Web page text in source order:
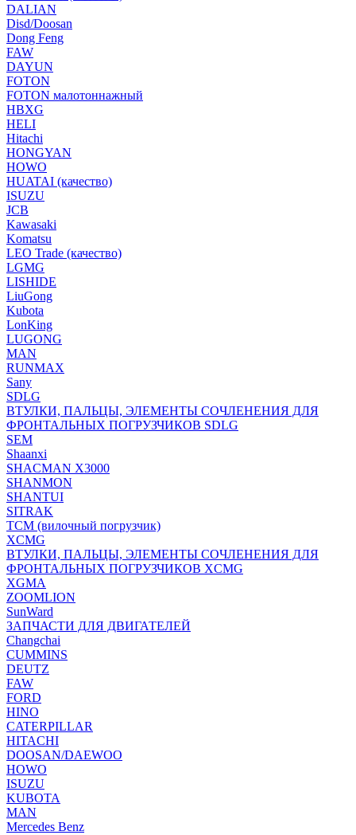
DALIAN
Disd/Doosan
Dong Feng
FAW
DAYUN
FOTON
FOTON малотоннажный
HBXG
HELI
Hitachi
HONGYAN
HOWO
HUATAI (качество)
ISUZU
JCB
Kawasaki
Komatsu
LEO Trade (качество)
LGMG
LISHIDE
LiuGong
Kubota
LonKing
LUGONG
MAN
RUNMAX
Sany
SDLG
ВТУЛКИ, ПАЛЬЦЫ, ЭЛЕМЕНТЫ СОЧЛЕНЕНИЯ ДЛЯ
ФРОНТАЛЬНЫХ ПОГРУЗЧИКОВ SDLG
SEM
Shaanxi
SHACMAN X3000
SHANMON
SHANTUI
SITRAK
TCM (вилочный погрузчик)
XCMG
ВТУЛКИ, ПАЛЬЦЫ, ЭЛЕМЕНТЫ СОЧЛЕНЕНИЯ ДЛЯ
ФРОНТАЛЬНЫХ ПОГРУЗЧИКОВ XCMG
XGMA
ZOOMLION
SunWard
ЗАПЧАСТИ ДЛЯ ДВИГАТЕЛЕЙ
Changchai
CUMMINS
DEUTZ
FAW
FORD
HINO
CATERPILLAR
HITACHI
DOOSAN/DAEWOO
HOWO
ISUZU
KUBOTA
MAN
Mercedes Benz